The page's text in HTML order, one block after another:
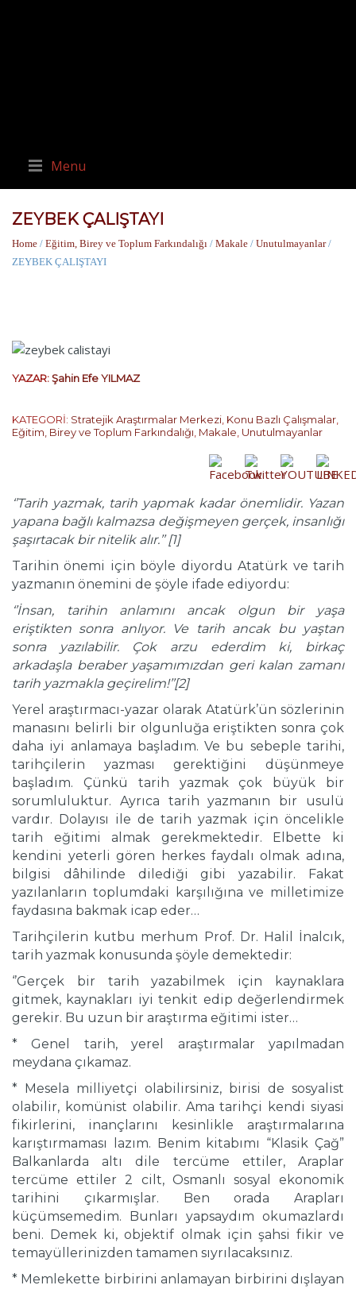
Menu
ZEYBEK ÇALIŞTAYI
Home / Eğitim, Birey ve Toplum Farkındalığı / Makale / Unutulmayanlar/
ZEYBEK ÇALIŞTAYI
YAZAR:Şahin Efe YILMAZ
KATEGORİ: Stratejik Araştırmalar Merkezi, Konu Bazlı Çalışmalar,
Eğitim, Birey ve Toplum Farkındalığı, Makale, Unutulmayanlar
‘’Tarih yazmak, tarih yapmak kadar önemlidir. Yazan
yapana bağlı kalmazsa değişmeyen gerçek, insanlığı
şaşırtacak bir nitelik alır.’’ [1]
Tarihin önemi için böyle diyordu Atatürk ve tarih
yazmanın önemini de şöyle ifade ediyordu:
‘’İnsan, tarihin anlamını ancak olgun bir yaşa
eriştikten sonra anlıyor. Ve tarih ancak bu yaştan
sonra yazılabilir. Çok arzu ederdim ki, birkaç
arkadaşla beraber yaşamımızdan geri kalan zamanı
tarih yazmakla geçirelim!’’[2]
Yerel araştırmacı-yazar olarak Atatürk’ün sözlerinin
manasını belirli bir olgunluğa eriştikten sonra çok
daha iyi anlamaya başladım. Ve bu sebeple tarihi,
tarihçilerin yazması gerektiğini düşünmeye
başladım. Çünkü tarih yazmak çok büyük bir
sorumluluktur. Ayrıca tarih yazmanın bir usulü
vardır. Dolayısı ile de tarih yazmak için öncelikle
tarih eğitimi almak gerekmektedir. Elbette ki
kendini yeterli gören herkes faydalı olmak adına,
bilgisi dâhilinde dilediği gibi yazabilir. Fakat
yazılanların toplumdaki karşılığına ve milletimize
faydasına bakmak icap eder…
Tarihçilerin kutbu merhum Prof. Dr. Halil İnalcık,
tarih yazmak konusunda şöyle demektedir:
‘’Gerçek bir tarih yazabilmek için kaynaklara
gitmek, kaynakları iyi tenkit edip değerlendirmek
gerekir. Bu uzun bir araştırma eğitimi ister…
* Genel tarih, yerel araştırmalar yapılmadan
meydana çıkamaz.
* Mesela milliyetçi olabilirsiniz, birisi de sosyalist
olabilir, komünist olabilir. Ama tarihçi kendi siyasi
fikirlerini, inançlarını kesinlikle araştırmalarına
karıştırmaması lazım. Benim kitabımı “Klasik Çağ”
Balkanlarda altı dile tercüme ettiler, Araplar
tercüme ettiler 2 cilt, Osmanlı sosyal ekonomik
tarihini çıkarmışlar. Ben orada Arapları
küçümsemedim. Bunları yapsaydım okumazlardı
beni. Demek ki, objektif olmak için şahsi fikir ve
temayüllerinizden tamamen sıyrılacaksınız.
* Memlekette birbirini anlamayan birbirini dışlayan